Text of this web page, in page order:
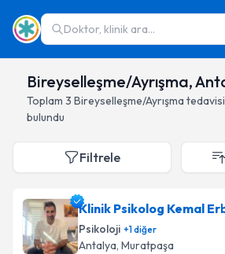
Doktor, klinik ara...
Bireyselleşme/Ayrışma,
Toplam 3 Bireyselleşme/Ayrışma
bulundu
Filtrele
Klinik Psikolog Kemal
Psikoloji +1diğer
Antalya, Muratpaşa